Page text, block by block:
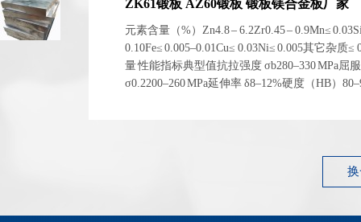
ZK61锻板 AZ60锻板 锻板镁合金板厂家
元素含量（%）Zn4.8 – 6.2Zr0.45 – 0.9Mn≤
0.10Fe≤ 0.005–0.01Cu≤ 0.03Ni≤ 0.005其它杂质≤
量 性能指标典型值抗拉强度 σb280–330 MPa屈
σ0.2200–260 MPa延伸率 δ8–12%硬度（HB）